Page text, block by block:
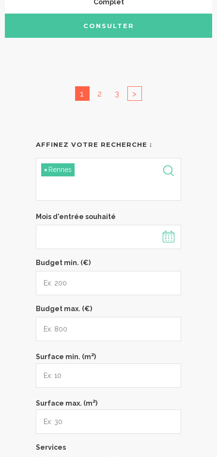
Complet
CONSULTER
1 2 3 >
AFFINEZ VOTRE RECHERCHE :
× Rennes
Mois d'entrée souhaité
Budget min. (€)
Budget max. (€)
Surface min. (m2)
Surface max. (m2)
Services